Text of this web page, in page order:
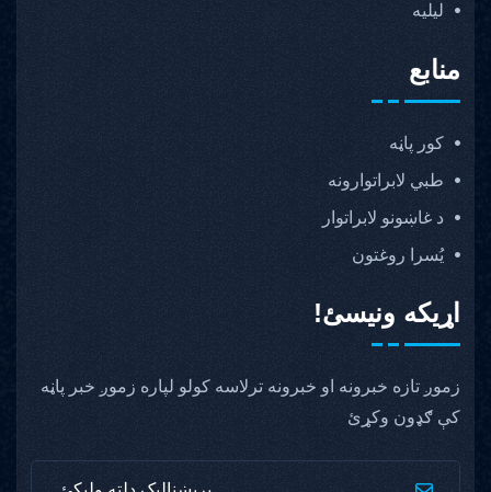
ليليه
منابع
کور پاڼه
طبي لابراتوارونه
د غاښونو لابراتوار
یُسرا روغتون
اړیکه ونیسئ!
زموږ تازه خبرونه او خبرونه ترلاسه کولو لپاره زموږ خبر پاڼه
کې ګډون وکړئ